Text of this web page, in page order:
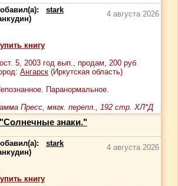
stark
4 августа 2026
книгу
5, 2003 год вып., продам, 200 руб
Ангарск (Иркутская область)
Паранормальное.
Пресс, мягк. перепл., 192 стр. ХЛ*Д
знаки."
stark
4 августа 2026
книгу